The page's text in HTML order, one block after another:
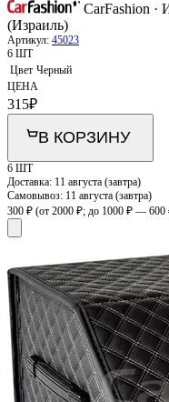
CarFashion ·
(Израиль)
Артикул: 45023
6 ШТ
Цвет Черный
ЦЕНА
315₽
В КОРЗИНУ
6 ШТ
Доставка: 11 августа (завтра)
Самовывоз: 11 августа (завтра)
300 ₽ (от 2000 ₽; до 1000 ₽ —